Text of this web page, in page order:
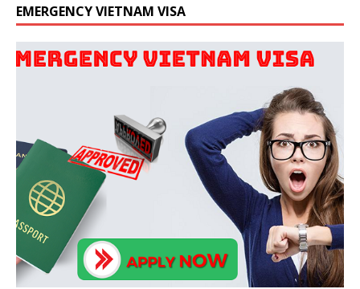
EMERGENCY VIETNAM VISA